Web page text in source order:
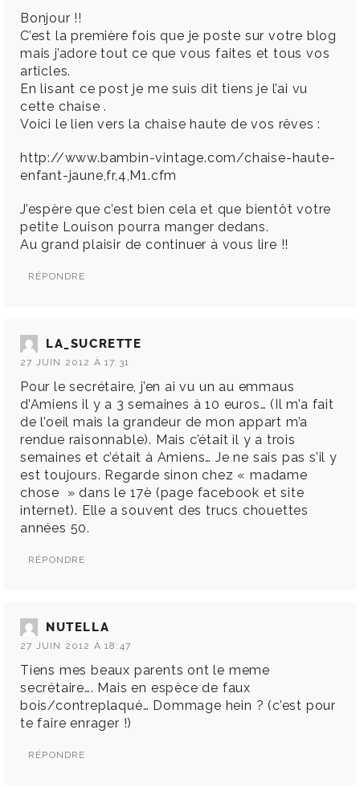
Bonjour !!
C’est la première fois que je poste sur votre blog
mais j’adore tout ce que vous faites et tous vos
articles.
En lisant ce post je me suis dit tiens je l’ai vu
cette chaise .
Voici le lien vers la chaise haute de vos rêves :
http://www.bambin-vintage.com/chaise-haute-
enfant-jaune,fr,4,M1.cfm
J’espère que c’est bien cela et que bientôt votre
petite Louison pourra manger dedans.
Au grand plaisir de continuer à vous lire !!
RÉPONDRE
LA_SUCRETTE
27 JUIN 2012 À 17:31
Pour le secrétaire, j’en ai vu un au emmaus
d’Amiens il y a 3 semaines à 10 euros… (Il m’a fait
de l’oeil mais la grandeur de mon appart m’a
rendue raisonnable). Mais c’était il y a trois
semaines et c’était à Amiens… Je ne sais pas s’il y
est toujours. Regarde sinon chez « madame
chose » dans le 17è (page facebook et site
internet). Elle a souvent des trucs chouettes
années 50.
RÉPONDRE
NUTELLA
27 JUIN 2012 À 18:47
Tiens mes beaux parents ont le meme
secrétaire…. Mais en espèce de faux
bois/contreplaqué… Dommage hein ? (c’est pour
te faire enrager !)
RÉPONDRE